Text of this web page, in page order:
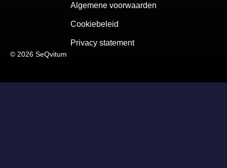
© 2026 SeQvitum
Algemene voorwaarden
Cookiebeleid
Privacy statement